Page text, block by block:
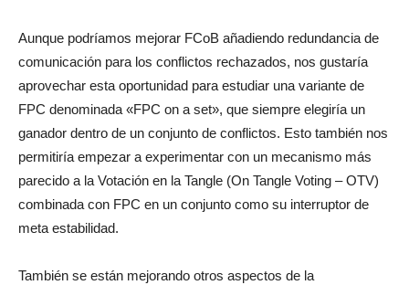
Aunque podríamos mejorar FCoB añadiendo redundancia de
comunicación para los conflictos rechazados, nos gustaría
aprovechar esta oportunidad para estudiar una variante de
FPC denominada «FPC on a set», que siempre elegiría un
ganador dentro de un conjunto de conflictos. Esto también nos
permitiría empezar a experimentar con un mecanismo más
parecido a la Votación en la Tangle (On Tangle Voting – OTV)
combinada con FPC en un conjunto como su interruptor de
meta estabilidad.
También se están mejorando otros aspectos de la